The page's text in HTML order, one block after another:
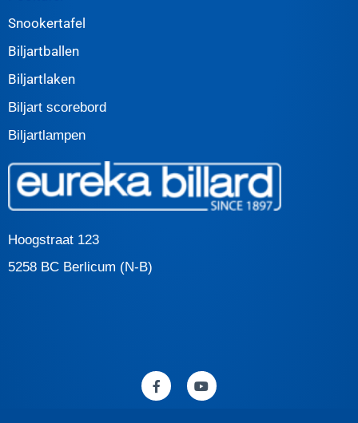
Snookertafel
Biljartballen
Biljartlaken
Biljart scorebord
Biljartlampen
Hoogstraat 123
5258 BC Berlicum (N-B)
F
a
c
Y
o
u